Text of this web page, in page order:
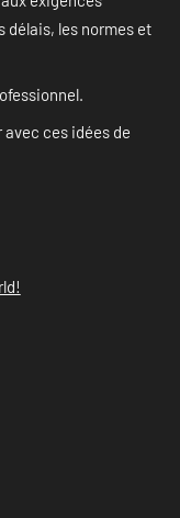
délais, les normes et
ces idées de